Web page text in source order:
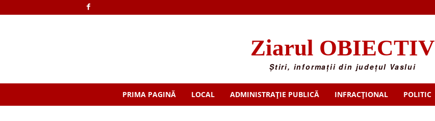
Ziarul OBIECTIV
Știri, informații din județul Vaslui
PRIMA PAGINĂ LOCAL ADMINISTRAȚIE PUBLICĂ INFRACȚIONAL POLITIC